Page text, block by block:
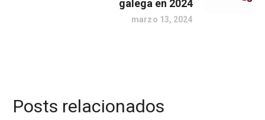
galega en 2024
marzo 13, 2024
Posts relacionados